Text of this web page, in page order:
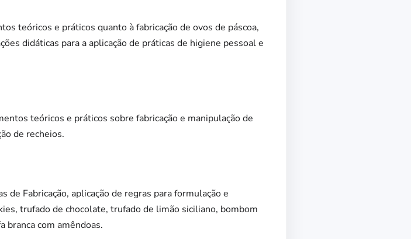
teóricos e práticos quanto à fabricação de ovos de páscoa,
didáticas para a aplicação de práticas de higiene pessoal e
teóricos e práticos sobre fabricação e manipulação de
de recheios.
de Fabricação, aplicação de regras para formulação e
trufado de chocolate, trufado de limão siciliano, bombom
branca com amêndoas.